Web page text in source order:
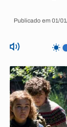
Publicado em 01/